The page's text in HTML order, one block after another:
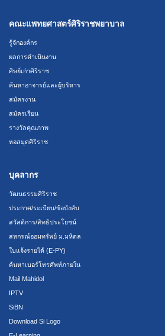
คณะแพทยศาสตร์ศิริราชพยาบาล
รู้จักองค์กร
ผลการดำเนินงาน
ศิษย์เก่าศิริราช
ค้นหาอาจารย์และผู้บริหาร
สมัครงาน
สมัครเรียน
รางวัลคุณภาพ
หอสมุดศิริราช
บุคลากร
วัฒนธรรมศิริราช
ประกาศ/ระเบียบ/ข้อบังคับ
สวัสดิการ/สิทธิประโยชน์
สหกรณ์ออมทรัพย์ ม.มหิดล
ใบแจ้งรายได้ (E-PY)
ค้นหาเบอร์โทรศัพท์ภายใน
Mail Mahidol
IPTV
SiBN
Download Si Logo